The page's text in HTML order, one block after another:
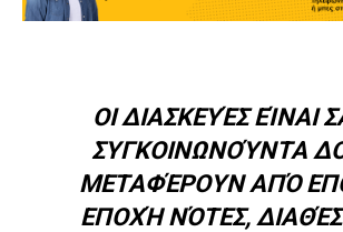
ΟΙ ΔΙΑΣΚΕΥΈΣ ΕΊΝΑΙ
ΣΥΓΚΟΙΝΩΝΟΎΝΤΑ
ΜΕΤΑΦΈΡΟΥΝ ΑΠΌ
ΕΠΟΧΉ ΝΌΤΕΣ,